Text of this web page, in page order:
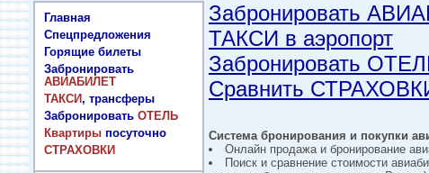
Главная
Спецпредложения
Горящие билеты
Забронировать
АВИАБИЛЕТ
ТАКСИ, трансферы
Забронировать ОТЕЛЬ
Квартиры посуточно
СТРАХОВКИ
Забронировать
ТАКСИ в аэропорт
Забронировать
Сравнить
Система бронирования и покупки
Онлайн продажа и бронирование
Поиск и сравнение стоимости